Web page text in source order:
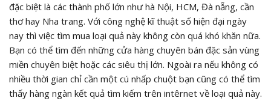
đặc biệt là các thành phố lớn như hà Nội, HCM, Đà nẵng, cần
thơ hay Nha trang. Với công nghệ kĩ thuật số hiện đại ngày
nay thì việc tìm mua loại quả này không còn quá khó khăn nữa.
Bạn có thể tìm đến những cửa hàng chuyên bán đặc sản vùng
miền chuyên biệt hoặc các siêu thị lớn. Ngoài ra nếu không có
nhiều thời gian chỉ cần một cú nhấp chuột bạn cũng có thể tìm
thấy hàng ngàn kết quả tìm kiếm trên intêrnet về loại quả này.